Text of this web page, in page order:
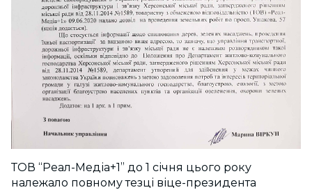
ТОВ “Реал-Медіа+1” до 1 січня цього року
належало повному тезці віце-президента